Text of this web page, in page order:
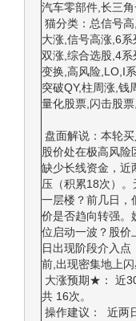
汽车零部件,长三角
猫分类：总信号
大涨,信号高涨,6
双涨,综合选股,4
变换,高风险,LO,I
突破QY,柱周涨,钱
量化股票,闪击股票,
盘面解说：本轮
股价处在极高风险
缺少长线资金，近
压（积累18次）
一层楼？前几日，
价是否趋向转强。
位启动一波？股价
日出现阶段介入点
前,出现密集地上闪
大涨预期★： 近
共 16次。
操作建议： 近两